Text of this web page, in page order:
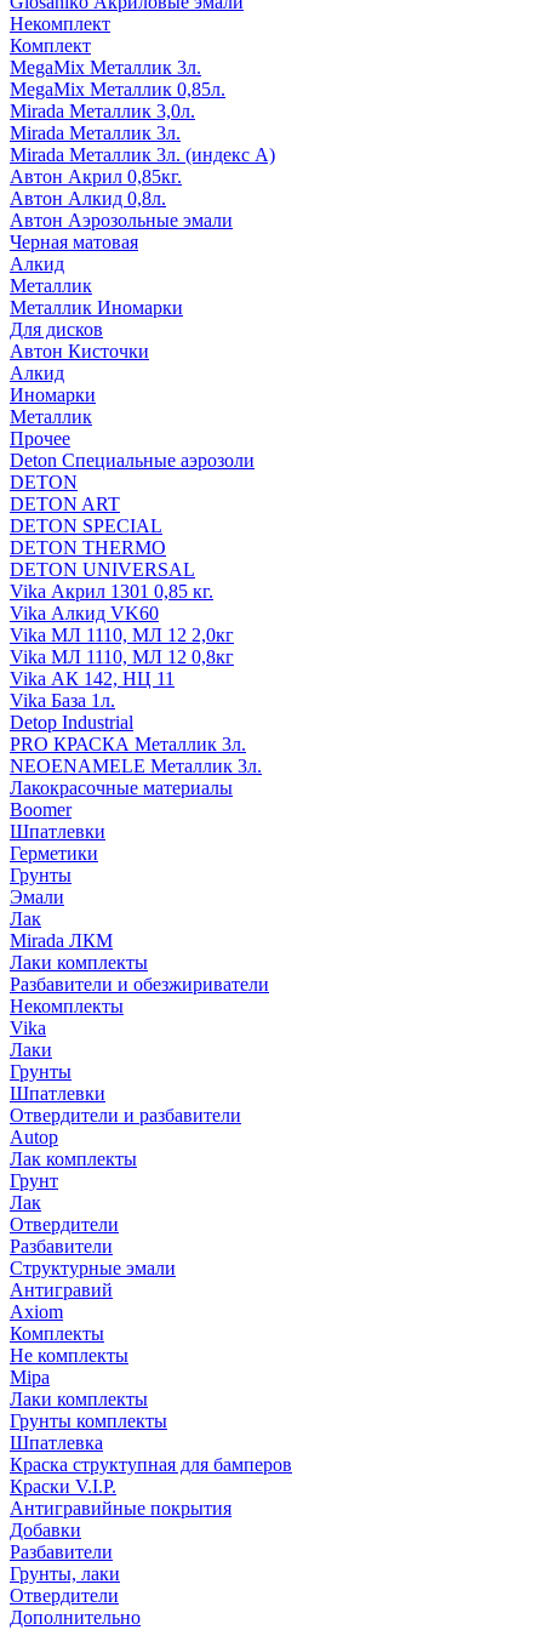
Некомплект
Комплект
MegaMix Металлик 3л.
MegaMix Металлик 0,85л.
Mirada Металлик 3,0л.
Mirada Металлик 3л.
Mirada Металлик 3л. (индекс А)
Автон Акрил 0,85кг.
Автон Алкид 0,8л.
Автон Аэрозольные эмали
Черная матовая
Алкид
Металлик
Металлик Иномарки
Для дисков
Автон Кисточки
Алкид
Иномарки
Металлик
Прочее
Deton Специальные аэрозоли
DETON
DETON ART
DETON SPECIAL
DETON THERMO
DETON UNIVERSAL
Vika Акрил 1301 0,85 кг.
Vika Алкид VK60
Vika МЛ 1110, МЛ 12 2,0кг
Vika МЛ 1110, МЛ 12 0,8кг
Vika АК 142, НЦ 11
Vika База 1л.
Detop Industrial
PRO КРАСКА Металлик 3л.
NEOENAMELE Металлик 3л.
Лакокрасочные материалы
Boomer
Шпатлевки
Герметики
Грунты
Эмали
Лак
Mirada ЛКМ
Лаки комплекты
Разбавители и обезжириватели
Некомплекты
Vika
Лаки
Грунты
Шпатлевки
Отвердители и разбавители
Autop
Лак комплекты
Грунт
Лак
Отвердители
Разбавители
Структурные эмали
Антигравий
Axiom
Комплекты
Не комплекты
Mipa
Лаки комплекты
Грунты комплекты
Шпатлевка
Краска структупная для бамперов
Краски V.I.P.
Антигравийные покрытия
Добавки
Разбавители
Грунты, лаки
Отвердители
Дополнительно